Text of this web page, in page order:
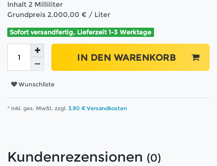
Inhalt 2 Milliliter
Grundpreis 2.000,00 € / Liter
Sofort versandfertig, Lieferzeit 1-3 Werktage
IN DEN WARENKORB
Wunschliste
* inkl. ges. MwSt. zzgl. 3,90 € Versandkosten
Kundenrezensionen (0)